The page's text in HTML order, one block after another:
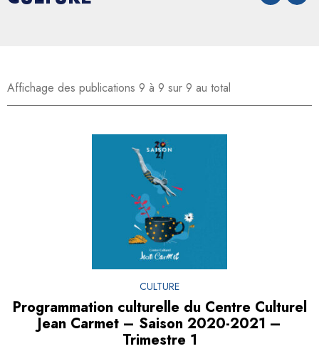
Affichage des publications 9 à 9 sur 9 au total
CULTURE
Programmation culturelle du Centre Culturel
Jean Carmet – Saison 2020-2021 –
Trimestre 1